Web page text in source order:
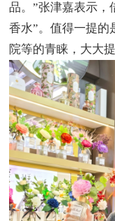
品。”张津嘉表示，
香水”。值得一提的
院等的青睐，大大